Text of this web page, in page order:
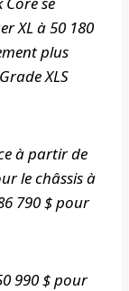
XL à 50 180
plus
XLS
à partir de
le châssis à
790 $ pour
990 $ pour